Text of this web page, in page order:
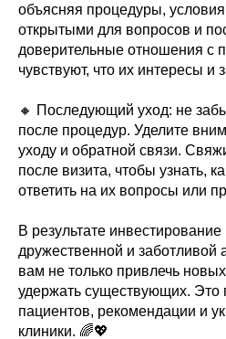
объясняя процедуры,
открытыми для вопросов и
доверительные отношения с
чувствуют, что их интересы и
🔸 Последующий уход: не
после процедур. Уделите
уходу и обратной связи.
после визита, чтобы узнать,
ответить на их вопросы или
В результате инвестирование
дружественной и
вам не только привлечь
удержать существующих. Это
пациентов, рекомендации и
клиники. 🌈💖